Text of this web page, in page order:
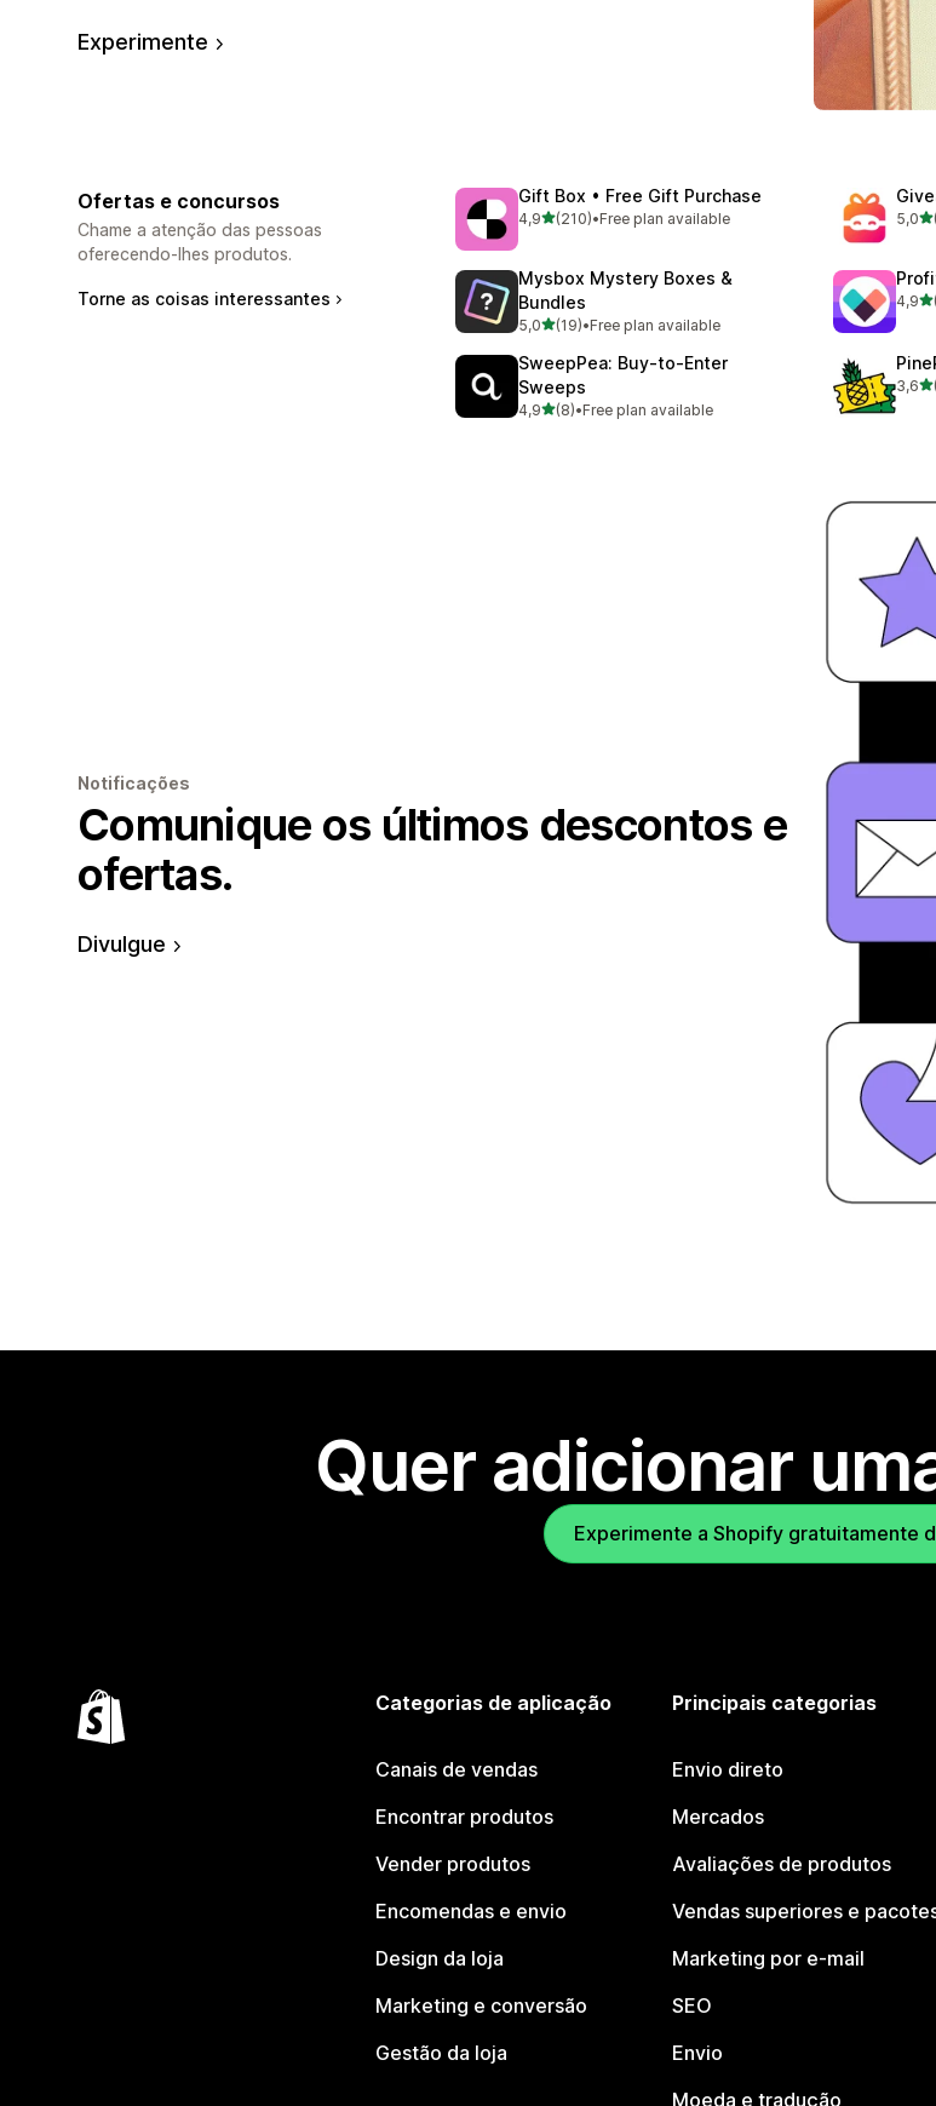
Experimente
Ofertas e concursos
Chame a atenção das pessoas
oferecendo-lhes produtos.
Torne as coisas interessantes
Gift Box • Free Gift Purchase
4,9de 5 estrelas
(210)
210 total de avaliações
•Free plan available 5,0
80
Mysbox Mystery Boxes &
Bundles
5,0de 5 estrelas
(19)
19 total de avaliações
•Free plan available
4,9
64
SweepPea: Buy‑to‑Enter
Sweeps
4,9de 5 estrelas
(8)
8 total de avaliações
•Free plan available
3,6
21
Notificações
Comunique os últimos descontos e
ofertas.
Divulgue
Quer adicionar
Experimente a Shopify gratuitamente
Categorias de aplicação
Canais de vendas
Encontrar produtos
Vender produtos
Encomendas e envio
Design da loja
Marketing e conversão
Gestão da loja
Principais categorias
Envio direto
Mercados
Avaliações de produtos
Vendas superiores e
Marketing por e-mail
SEO
Envio
Moeda e tradução